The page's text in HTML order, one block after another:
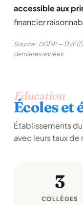
accessible aux
financier
Source : DGFiP — DVF
dernières années
Education
Écoles et
Établissements
avec leurs taux
3
COLLÈGES